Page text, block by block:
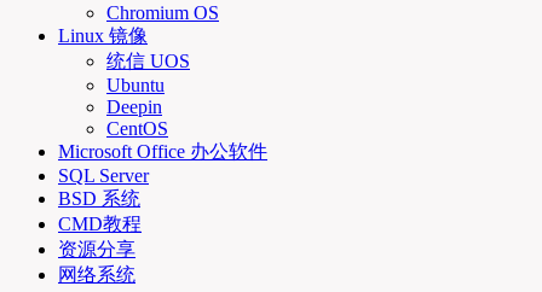
Chromium OS
Linux 镜像
统信 UOS
Ubuntu
Deepin
CentOS
Microsoft Office 办公软件
SQL Server
BSD 系统
CMD教程
资源分享
网络系统